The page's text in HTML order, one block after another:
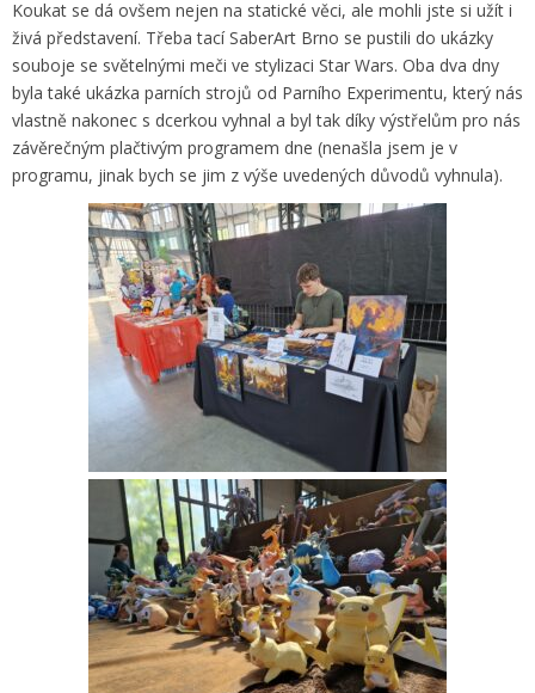
Koukat se dá ovšem nejen na statické věci, ale mohli jste si užít i
živá představení. Třeba tací SaberArt Brno se pustili do ukázky
souboje se světelnými meči ve stylizaci Star Wars. Oba dva dny
byla také ukázka parních strojů od Parního Experimentu, který nás
vlastně nakonec s dcerkou vyhnal a byl tak díky výstřelům pro nás
závěrečným plačtivým programem dne (nenašla jsem je v
programu, jinak bych se jim z výše uvedených důvodů vyhnula).